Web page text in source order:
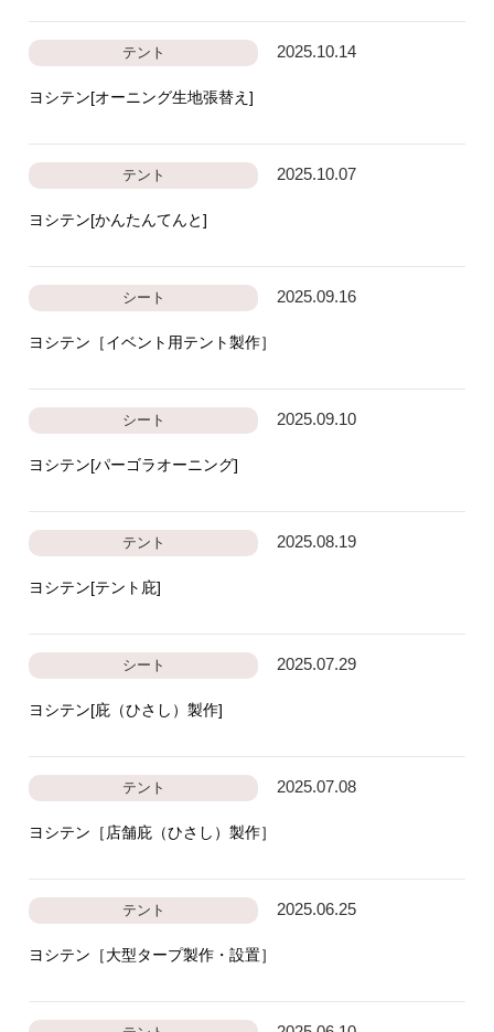
テント 2025.10.14
ヨシテン[オーニング生地張替え]
テント 2025.10.07
ヨシテン[かんたんてんと]
シート 2025.09.16
ヨシテン［イベント用テント製作］
シート 2025.09.10
ヨシテン[パーゴラオーニング]
テント 2025.08.19
ヨシテン[テント庇]
シート 2025.07.29
ヨシテン[庇（ひさし）製作]
テント 2025.07.08
ヨシテン［店舗庇（ひさし）製作］
テント 2025.06.25
ヨシテン［大型タープ製作・設置］